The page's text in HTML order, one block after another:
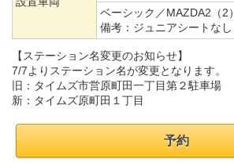
ベーシック／MAZDA2（2）
備考： ジュニアシートなし
【ステーション名変更のお知らせ】
7/7よりステーション名が変更となります。
旧：タイムズ市営原町田一丁目第２駐車場
新：タイムズ原町田１丁目
予約